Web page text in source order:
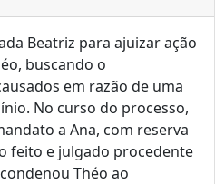
Beatriz para ajuizar ação
buscando o
em razão de uma
No curso do processo,
a Ana, com reserva
feito e julgado procedente
Théo ao